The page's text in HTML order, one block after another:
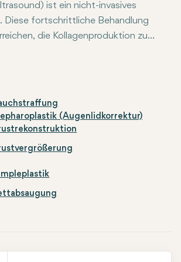
ist ein nicht-invasives
Diese fortschrittliche Behandlung
die Kollagenproduktion zu
auf bestimmte Bereiche von
Unbehagen. Es ist keine
allmählich gestrafft und gefestigt
(Augenlidkorrektur)